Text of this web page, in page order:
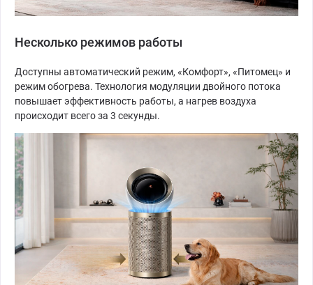
Несколько режимов работы
Доступны автоматический режим, «Комфорт», «Питомец» и
режим обогрева. Технология модуляции двойного потока
повышает эффективность работы, а нагрев воздуха
происходит всего за 3 секунды.